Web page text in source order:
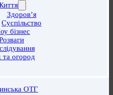
Здоров’я
Суспільство
бізнес
та огород
ОТГ